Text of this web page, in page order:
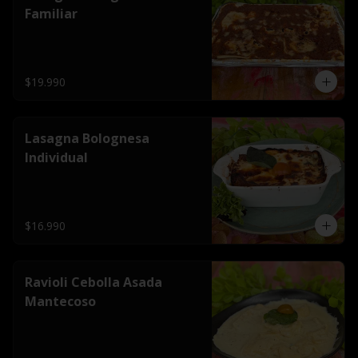
Familiar
$19.990
Lasagna Bolognesa
Individual
$16.990
Ravioli Cebolla Asada
Mantecoso